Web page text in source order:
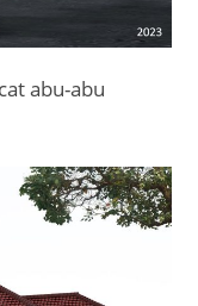
abu-abu